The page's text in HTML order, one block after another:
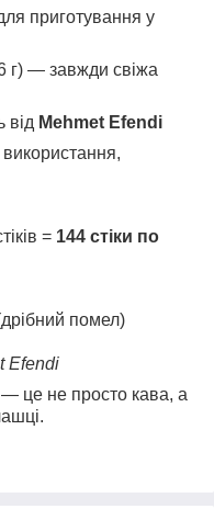
приготування у
г) — завжди свіжа
від Mehmet Efendi
= 144 стіки по
помел)
Efendi
— це не просто кава, а